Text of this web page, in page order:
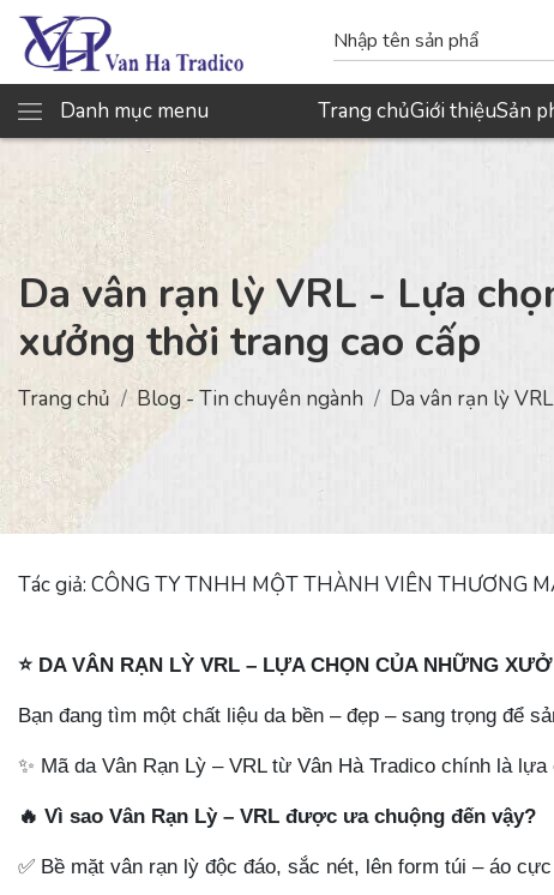
Danh mục menu Trang chủGiới thiệuSản
Da vân rạn lỳ VRL - Lựa
xưởng thời trang cao cấp
Trang chủ Blog - Tin chuyên ngành Da vân rạn lỳ
Tác giả: CÔNG TY TNHH MỘT THÀNH VIÊN THƯƠNG
⭐ DA VÂN RẠN LỲ VRL – LỰA CHỌN CỦA NHỮNG
Bạn đang tìm một chất liệu da bền – đẹp – sang trọng để
✨ Mã da Vân Rạn Lỳ – VRL từ Vân Hà Tradico chính là
🔥 Vì sao Vân Rạn Lỳ – VRL được ưa chuộng đến vậy?
✅ Bề mặt vân rạn lỳ độc đáo, sắc nét, lên form túi – áo